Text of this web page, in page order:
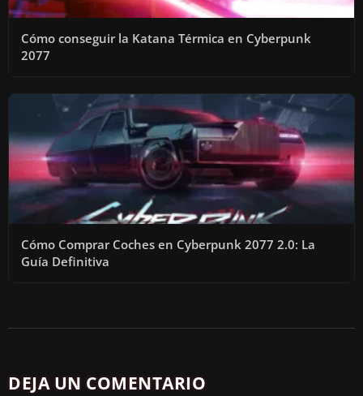
Cómo conseguir la Katana Térmica en Cyberpunk
2077
Cómo Comprar Coches en Cyberpunk 2077 2.0: La
Guía Definitiva
DEJA UN COMENTARIO